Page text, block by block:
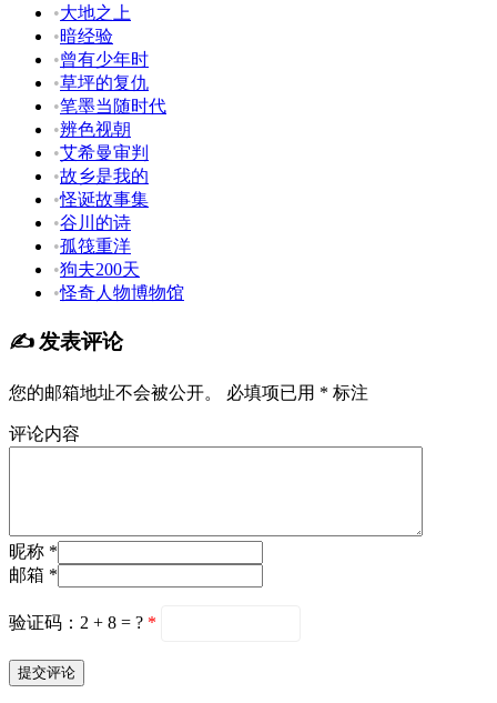
•大地之上
•暗经验
•曾有少年时
•草坪的复仇
•笔墨当随时代
•辨色视朝
•艾希曼审判
•故乡是我的
•怪诞故事集
•谷川的诗
•孤筏重洋
•狗夫200天
•怪奇人物博物馆
✍️ 发表评论
您的邮箱地址不会被公开。 必填项已用 * 标注
评论内容
昵称 *
邮箱 *
验证码：2 + 8 = ? *